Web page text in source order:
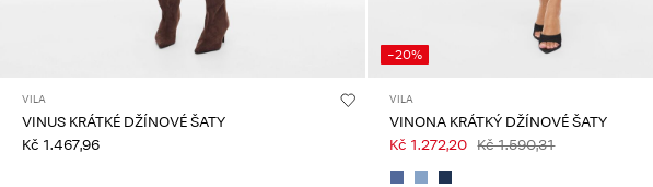
VILA
VINUS KRÁTKÉ DŽÍNOVÉ ŠATY
Kč 1.467,96
-20%
VILA
VINONA KRÁTKÝ DŽÍNOVÉ ŠATY
Kč 1.272,20 Kč 1.590,31